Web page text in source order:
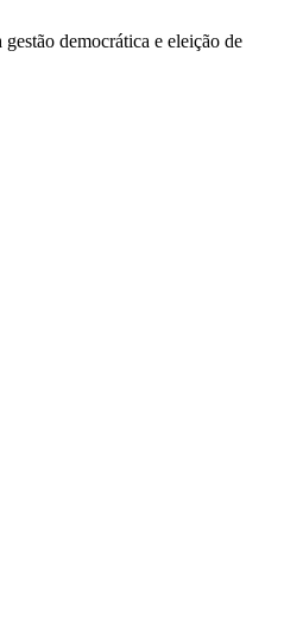
democrática e eleição de